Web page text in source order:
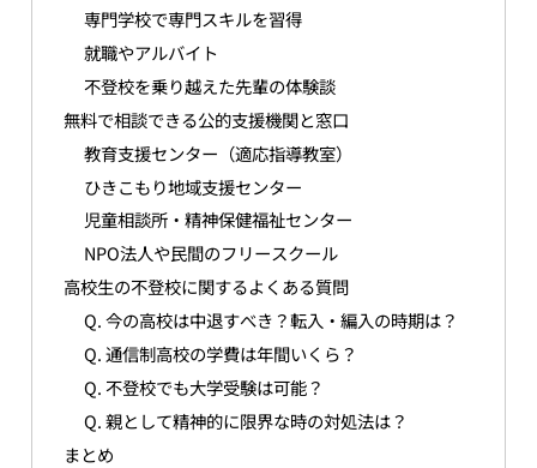
専門学校で専門スキルを習得
就職やアルバイト
不登校を乗り越えた先輩の体験談
無料で相談できる公的支援機関と窓口
教育支援センター（適応指導教室）
ひきこもり地域支援センター
児童相談所・精神保健福祉センター
NPO法人や民間のフリースクール
高校生の不登校に関するよくある質問
Q. 今の高校は中退すべき？転入・編入の時期は？
Q. 通信制高校の学費は年間いくら？
Q. 不登校でも大学受験は可能？
Q. 親として精神的に限界な時の対処法は？
まとめ